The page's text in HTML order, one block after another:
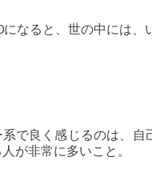
になると、世の中には、
系で良く感じるのは、
が非常に多いこと。